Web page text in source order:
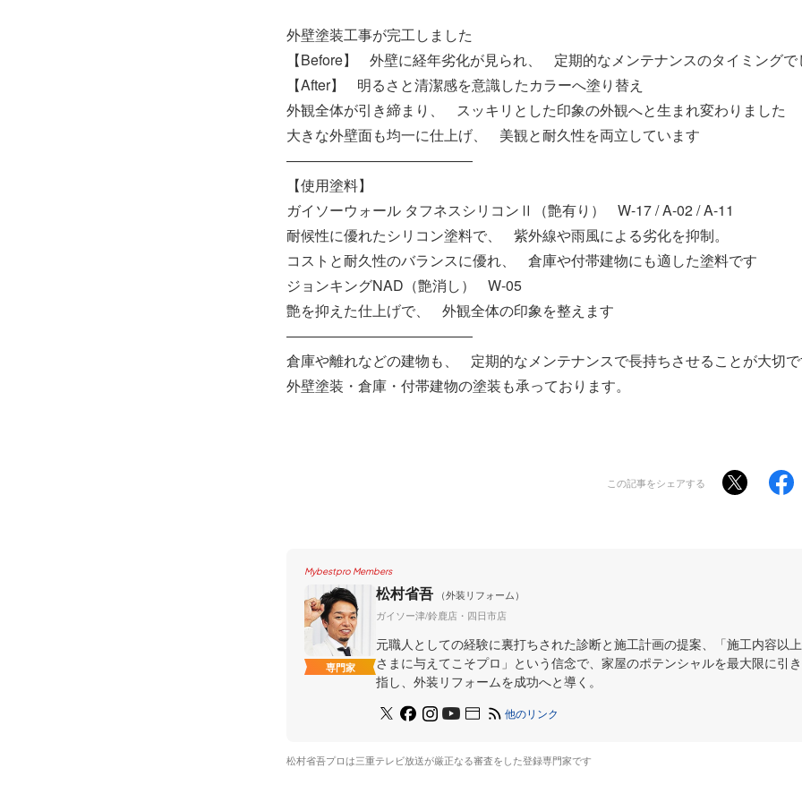
外壁塗装工事が完工しました
【Before】 外壁に経年劣化が見られ、 定期的なメンテナンスのタイミングで
【After】 明るさと清潔感を意識したカラーへ塗り替え
外観全体が引き締まり、 スッキリとした印象の外観へと生まれ変わりました
大きな外壁面も均一に仕上げ、 美観と耐久性を両立しています
―――――――――――――
【使用塗料】
ガイソーウォール タフネスシリコンⅡ（艶有り） W-17 / A-02 / A-11
耐候性に優れたシリコン塗料で、 紫外線や雨風による劣化を抑制。
コストと耐久性のバランスに優れ、 倉庫や付帯建物にも適した塗料です
ジョンキングNAD（艶消し） W-05
艶を抑えた仕上げで、 外観全体の印象を整えます
―――――――――――――
倉庫や離れなどの建物も、 定期的なメンテナンスで長持ちさせることが大切で
外壁塗装・倉庫・付帯建物の塗装も承っております。
この記事をシェアする
Mybestpro Members
専門家
松村省吾
（外装リフォーム）
ガイソー津/鈴鹿店・四日市店
元職人としての経験に裏打ちされた診断と施工計画の提案、「施工内容以
さまに与えてこそプロ」という信念で、家屋のポテンシャルを最大限に引
指し、外装リフォームを成功へと導く。
他のリンク
松村省吾プロは三重テレビ放送が厳正なる審査をした登録専門家です